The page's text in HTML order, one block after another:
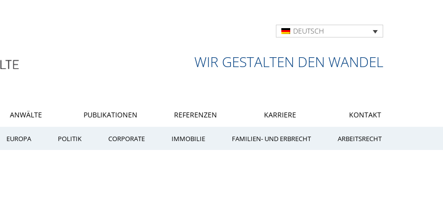
DEUTSCH
WIR GESTALTEN DEN WANDEL
ANWÄLTE PUBLIKATIONEN REFERENZEN KARRIERE KONTAKT
EUROPA POLITIK CORPORATE IMMOBILIE FAMILIEN- UND ERBRECHT ARBEITSRECHT